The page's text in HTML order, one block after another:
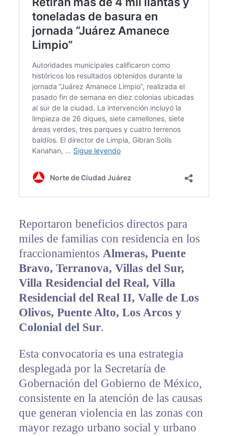
Reportaron beneficios directos para
miles de familias con residencia en los
fraccionamientos Almeras, Puente
Bravo, Terranova, Villas del Sur,
Villa Residencial del Real, Villa
Residencial del Real II, Valle de Los
Olivos, Puente Alto, Los Arcos y
Colonial del Sur.
Esta convocatoria es una estrategia
desplegada por la Secretaría de
Gobernación del Gobierno de México,
consistente en la atención de las causas
que generan violencia en las zonas con
mayor rezago urbano social y urbano